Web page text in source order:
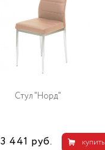
Стул "Норд"
купить
3 441 руб.